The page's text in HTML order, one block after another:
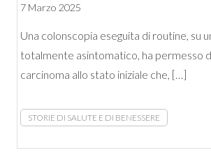
7 Marzo 2025
Una colonscopia eseguita di routine, su
totalmente asintomatico, ha permesso
carcinoma allo stato iniziale che, […]
STORIE DI SALUTE E DI BENESSERE